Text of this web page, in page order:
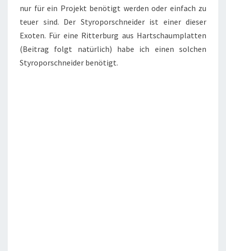
nur für ein Projekt benötigt werden oder einfach zu
teuer sind. Der Styroporschneider ist einer dieser
Exoten. Für eine Ritterburg aus Hartschaumplatten
(Beitrag folgt natürlich) habe ich einen solchen
Styroporschneider benötigt.